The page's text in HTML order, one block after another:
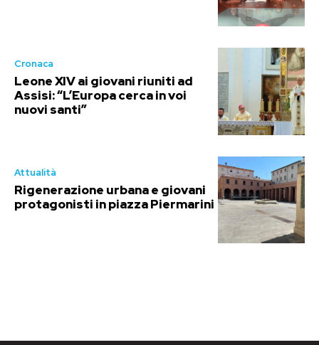
Cronaca
Leone XIV ai giovani riuniti ad
Assisi: “L’Europa cerca in voi
nuovi santi”
Attualità
Rigenerazione urbana e giovani
protagonisti in piazza Piermarini